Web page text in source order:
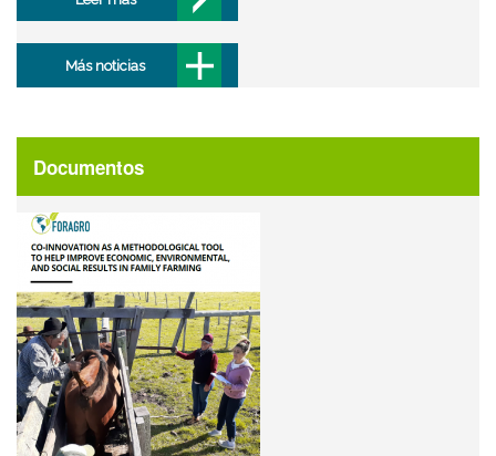
Más noticias
Documentos